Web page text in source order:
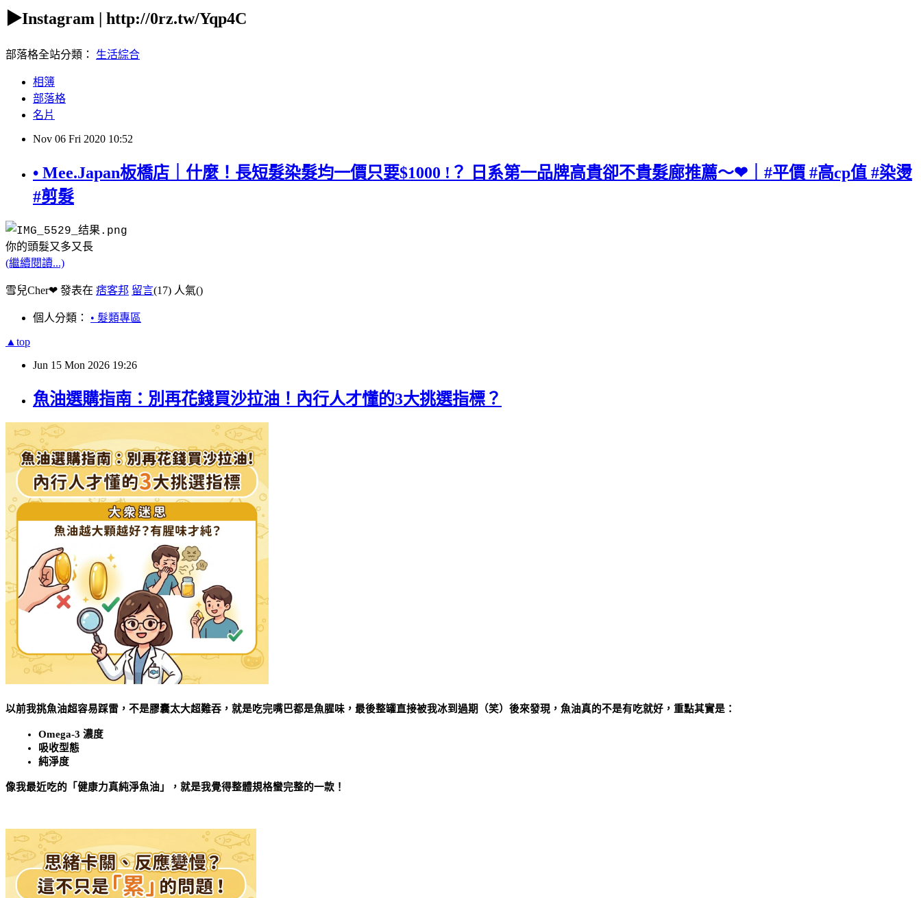
▶Instagram | http://0rz.tw/Yqp4C
部落格全站分類： 生活綜合
相簿
部落格
名片
Nov 06 Fri 2020 10:52
• Mee.Japan板橋店｜什麼！長短髮染髮均一價只要$1000 !？ 日系第一品牌高貴卻不貴髮廊推薦～❤｜#平價 #高cp值 #染燙
#剪髮
你的頭髮又多又長
(繼續閱讀...)
雪兒Cher❤ 發表在 痞客邦 留言(17) 人氣()
個人分類： • 髮類專區
▲top
Jun 15 Mon 2026 19:26
魚油選購指南：別再花錢買沙拉油！內行人才懂的3大挑選指標？
以前我挑魚油超容易踩雷，不是膠囊太大超難吞，就是吃完嘴巴都是魚腥味，最後整罐直接被我冰到過期（笑）後來發現，魚油真的不是有吃就好，重點其實是：
Omega-3 濃度
吸收型態
純淨度
像我最近吃的「健康力真純淨魚油」，就是我覺得整體規格蠻完整的一款！